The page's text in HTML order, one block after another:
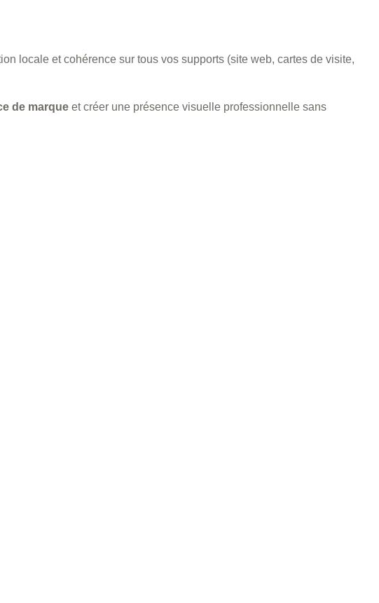
locale et cohérence sur tous vos supports (site web, cartes de visite,
de marque et créer une présence visuelle professionnelle sans